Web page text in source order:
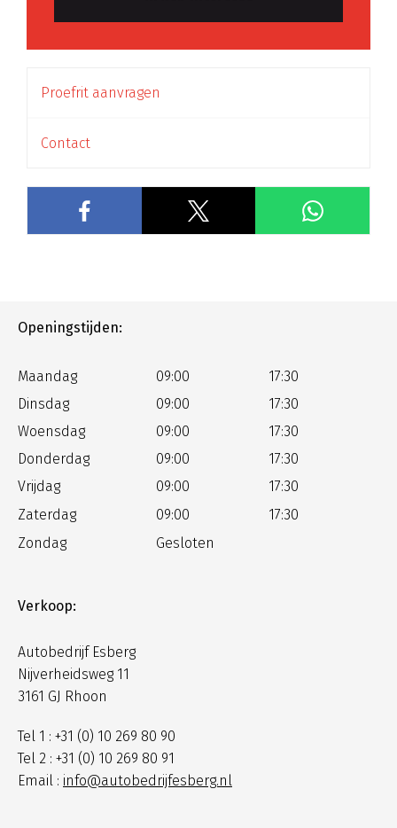
Proefrit aanvragen
Contact
Openingstijden:
Maandag 09:00
17:30
Dinsdag
09:00
17:30
Woensdag
09:00
17:30
Donderdag
09:00
17:30
Vrijdag
09:00
17:30
Zaterdag
09:00
17:30
Zondag
Gesloten
Verkoop:
Autobedrijf Esberg
Nijverheidsweg 11
3161 GJ Rhoon
Tel 1 : +31 (0) 10 269 80 90
Tel 2 : +31 (0) 10 269 80 91
Email : info@autobedrijfesberg.nl